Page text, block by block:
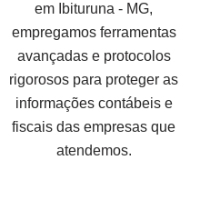
em Ibituruna - MG,
empregamos ferramentas
avançadas e protocolos
rigorosos para proteger as
informações contábeis e
fiscais das empresas que
atendemos.